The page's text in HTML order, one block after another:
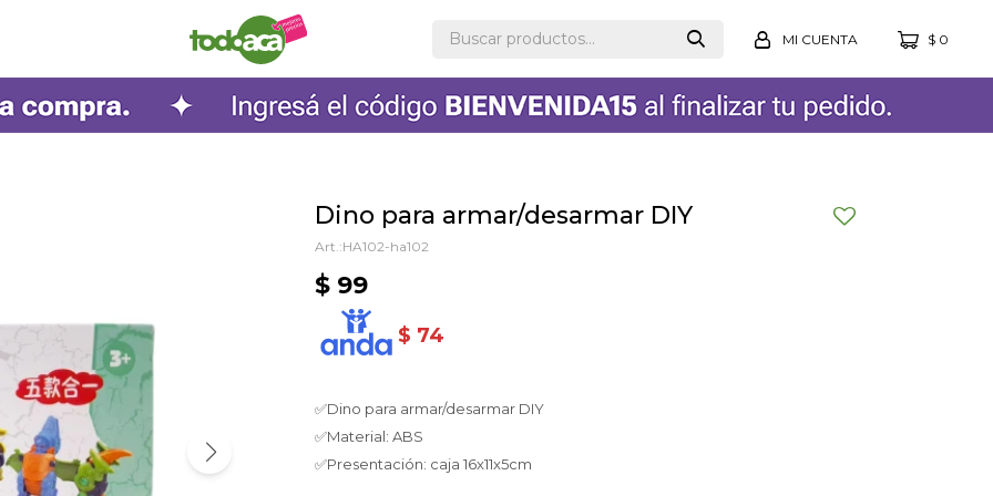
$ 0
Dino para armar/desarmar DIY
HA102-ha102
$ 99
$ 74
✅Dino para armar/desarmar DIY
✅Material: ABS
✅Presentación: caja 16x11x5cm